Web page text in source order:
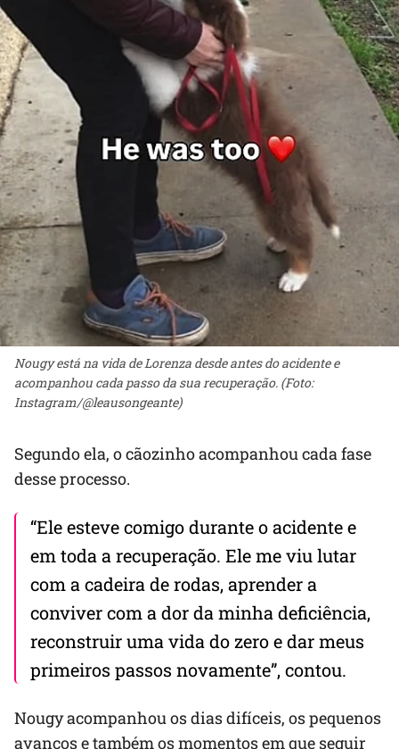
Nougy está na vida de Lorenza desde antes do acidente e
acompanhou cada passo da sua recuperação. (Foto:
Instagram/@leausongeante)
Segundo ela, o cãozinho acompanhou cada fase
desse processo.
“Ele esteve comigo durante o acidente e
em toda a recuperação. Ele me viu lutar
com a cadeira de rodas, aprender a
conviver com a dor da minha deficiência,
reconstruir uma vida do zero e dar meus
primeiros passos novamente”, contou.
Nougy acompanhou os dias difíceis, os pequenos
avanços e também os momentos em que seguir